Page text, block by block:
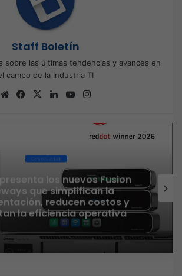
Staff Boletín
sobre las últimas tendencias y avances en
campo de la Industria TI
Sitio
Facebook
X LinkedInYouTube
Conectividad
los nuevos Fusion
que simplifican la
reducen costos y
la eficiencia operativa